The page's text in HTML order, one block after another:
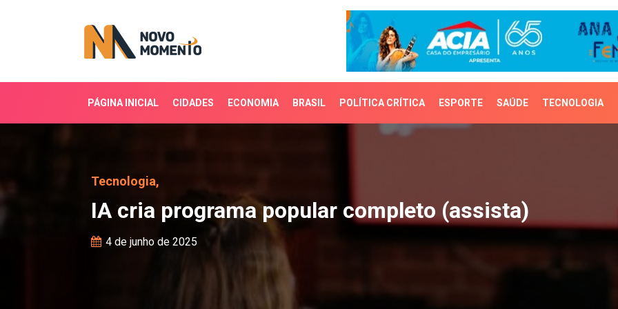
PÁGINA INICIAL CIDADES ECONOMIA BRASIL POLÍTICA CRÍTICA ESPORTE SAÚDE TECNOLOGIA
IA cria programa popular completo (assista)
Tecnologia,
IA cria programa popular completo (assista)
4 de junho de 2025